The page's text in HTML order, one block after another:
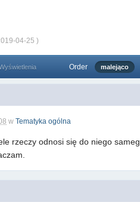
04-25 )
Order malejąco
wTematyka ogólna
rzeczy odnosi się do niego